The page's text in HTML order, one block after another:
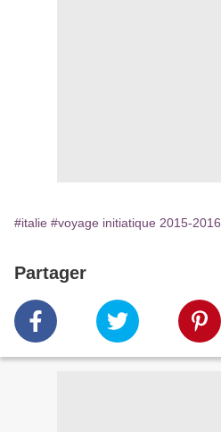
#italie #voyage initiatique 2015-2016
Partager